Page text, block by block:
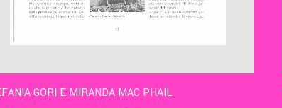
GORI E MIRANDA MAC PHAIL